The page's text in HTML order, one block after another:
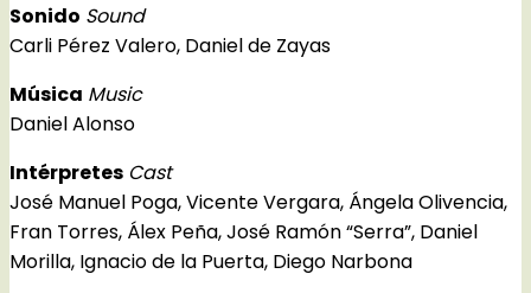
Sonido Sound
Carli Pérez Valero, Daniel de Zayas
Música Music
Daniel Alonso
Intérpretes Cast
José Manuel Poga, Vicente Vergara, Ángela Olivencia,
Fran Torres, Álex Peña, José Ramón “Serra”, Daniel
Morilla, Ignacio de la Puerta, Diego Narbona